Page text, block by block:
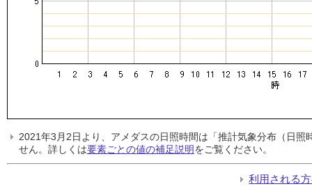
2021年3月2日より、アメダスの日照時間は「推計気象分布（日
せん。詳しくは要素ごとの値の補足説明をご覧ください。
利用される